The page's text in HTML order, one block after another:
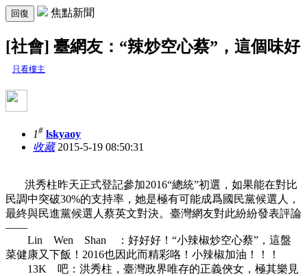
回復 焦點新聞
[社會] 臺網友：“辣炒空心蔡”，這個味好
只看樓主
1# lskyaoy
收藏2015-5-19 08:50:31
洪秀柱昨天正式登記參加2016“總統”初選，如果能在對比
民調中突破30%的支持率，她是極有可能成爲國民黨候選人，
最終與民進黨候選人蔡英文對決。臺灣網友對此紛紛發表評論
——
Lin Wen Shan ：好好好！“小辣椒炒空心蔡”，這盤
菜健康又下飯！2016也因此而精彩咯！小辣椒加油！！！
13K 吧：洪秀柱，臺灣政界唯存的正義俠女，極其樂見